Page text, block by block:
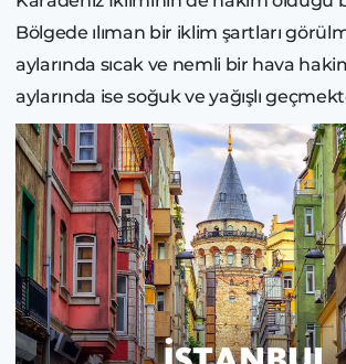
Bölgede ılıman bir iklim şartları
aylarında sıcak ve nemli bir hava
aylarında ise soğuk ve yağışlı